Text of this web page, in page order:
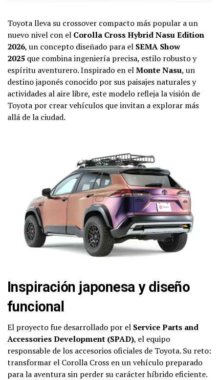
Toyota lleva su crossover compacto más popular a un
nuevo nivel con el Corolla Cross Hybrid Nasu Edition
2026, un concepto diseñado para el SEMA Show
2025 que combina ingeniería precisa, estilo robusto y
espíritu aventurero. Inspirado en elMonte Nasu, un
destino japonés conocido por sus paisajes naturales y
actividades al aire libre, este modelo refleja la visión de
Toyota por crear vehículos que invitan a explorar más
allá de la ciudad.
Inspiración japonesa y diseño
funcional
El proyecto fue desarrollado por el Service Parts and
Accessories Development (SPAD), el equipo
responsable de los accesorios oficiales de Toyota. Su reto:
transformar el Corolla Cross en un vehículo preparado
para la aventura sin perder su carácter híbrido eficiente.